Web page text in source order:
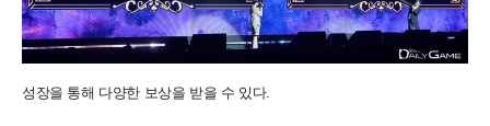
성장을 통해 다양한 보상을 받을 수 있다.